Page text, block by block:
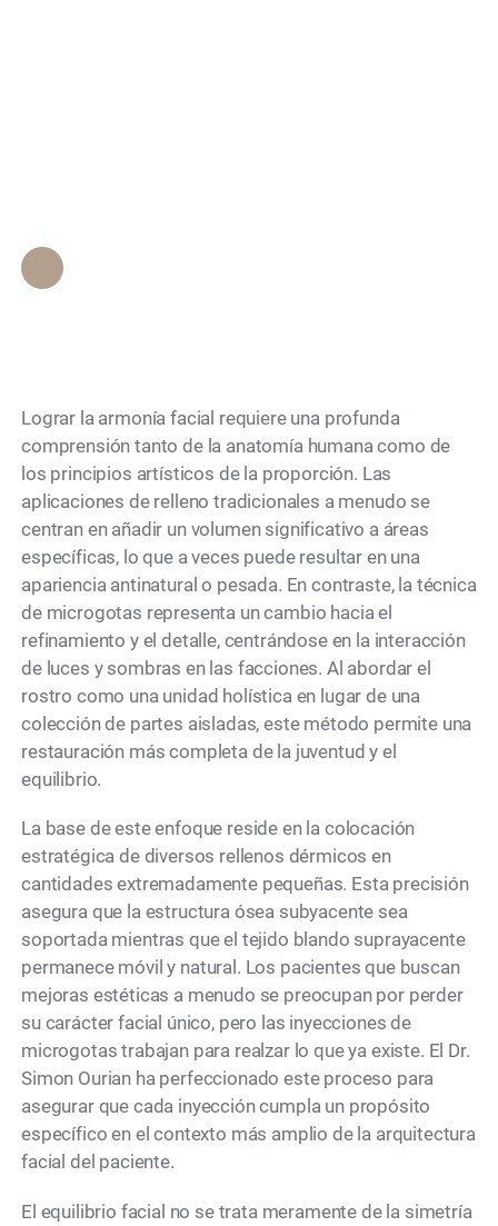
Lograr la armonía facial requiere una profunda
comprensión tanto de la anatomía humana como de
los principios artísticos de la proporción. Las
aplicaciones de relleno tradicionales a menudo se
centran en añadir un volumen significativo a áreas
específicas, lo que a veces puede resultar en una
apariencia antinatural o pesada. En contraste, la técnica
de microgotas representa un cambio hacia el
refinamiento y el detalle, centrándose en la interacción
de luces y sombras en las facciones. Al abordar el
rostro como una unidad holística en lugar de una
colección de partes aisladas, este método permite una
restauración más completa de la juventud y el
equilibrio.
La base de este enfoque reside en la colocación
estratégica de diversos rellenos dérmicos en
cantidades extremadamente pequeñas. Esta precisión
asegura que la estructura ósea subyacente sea
soportada mientras que el tejido blando suprayacente
permanece móvil y natural. Los pacientes que buscan
mejoras estéticas a menudo se preocupan por perder
su carácter facial único, pero las inyecciones de
microgotas trabajan para realzar lo que ya existe. El Dr.
Simon Ourian ha perfeccionado este proceso para
asegurar que cada inyección cumpla un propósito
específico en el contexto más amplio de la arquitectura
facial del paciente.
El equilibrio facial no se trata meramente de la simetría